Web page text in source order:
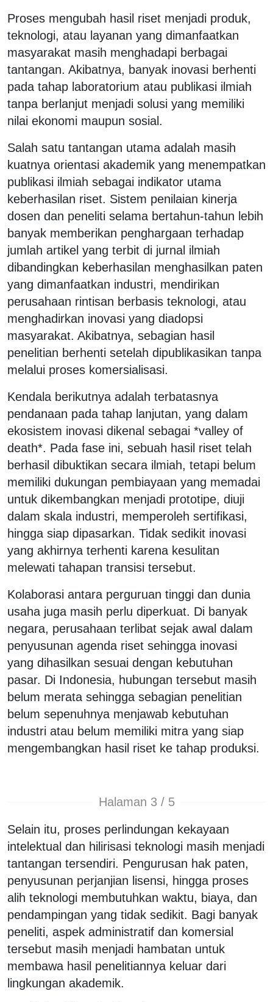
Proses mengubah hasil riset menjadi produk,
teknologi, atau layanan yang dimanfaatkan
masyarakat masih menghadapi berbagai
tantangan. Akibatnya, banyak inovasi berhenti
pada tahap laboratorium atau publikasi ilmiah
tanpa berlanjut menjadi solusi yang memiliki
nilai ekonomi maupun sosial.
Salah satu tantangan utama adalah masih
kuatnya orientasi akademik yang menempatkan
publikasi ilmiah sebagai indikator utama
keberhasilan riset. Sistem penilaian kinerja
dosen dan peneliti selama bertahun-tahun lebih
banyak memberikan penghargaan terhadap
jumlah artikel yang terbit di jurnal ilmiah
dibandingkan keberhasilan menghasilkan paten
yang dimanfaatkan industri, mendirikan
perusahaan rintisan berbasis teknologi, atau
menghadirkan inovasi yang diadopsi
masyarakat. Akibatnya, sebagian hasil
penelitian berhenti setelah dipublikasikan tanpa
melalui proses komersialisasi.
Kendala berikutnya adalah terbatasnya
pendanaan pada tahap lanjutan, yang dalam
ekosistem inovasi dikenal sebagai *valley of
death*. Pada fase ini, sebuah hasil riset telah
berhasil dibuktikan secara ilmiah, tetapi belum
memiliki dukungan pembiayaan yang memadai
untuk dikembangkan menjadi prototipe, diuji
dalam skala industri, memperoleh sertifikasi,
hingga siap dipasarkan. Tidak sedikit inovasi
yang akhirnya terhenti karena kesulitan
melewati tahapan transisi tersebut.
Kolaborasi antara perguruan tinggi dan dunia
usaha juga masih perlu diperkuat. Di banyak
negara, perusahaan terlibat sejak awal dalam
penyusunan agenda riset sehingga inovasi
yang dihasilkan sesuai dengan kebutuhan
pasar. Di Indonesia, hubungan tersebut masih
belum merata sehingga sebagian penelitian
belum sepenuhnya menjawab kebutuhan
industri atau belum memiliki mitra yang siap
mengembangkan hasil riset ke tahap produksi.
Halaman 3 / 5
Selain itu, proses perlindungan kekayaan
intelektual dan hilirisasi teknologi masih menjadi
tantangan tersendiri. Pengurusan hak paten,
penyusunan perjanjian lisensi, hingga proses
alih teknologi membutuhkan waktu, biaya, dan
pendampingan yang tidak sedikit. Bagi banyak
peneliti, aspek administratif dan komersial
tersebut masih menjadi hambatan untuk
membawa hasil penelitiannya keluar dari
lingkungan akademik.